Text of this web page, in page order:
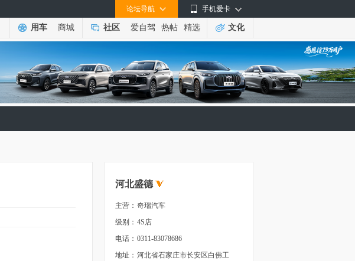
手机爱卡
论坛导航
用车 商城 社区 爱自驾 热帖 精选 文化
河北盛德
主营： 奇瑞汽车
级别： 4S店
电话： 0311-83078686
地址： 河北省石家庄市长安区白佛工